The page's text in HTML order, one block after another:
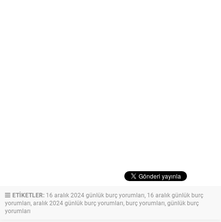
ETİKETLER: 16 aralık 2024 günlük burç yorumları, 16 aralık günlük burç
yorumları,aralık 2024 günlük burç yorumları, burç yorumları,günlük burç
yorumları